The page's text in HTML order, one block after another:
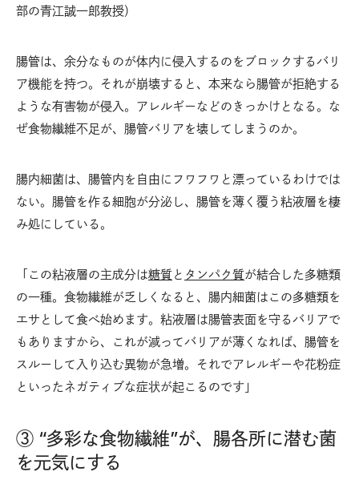
部の青江誠一郎教授）
腸管は、余分なものが体内に侵入するのをブロックするバリ
ア機能を持つ。それが崩壊すると、本来なら腸管が拒絶する
ような有害物が侵入。アレルギーなどのきっかけとなる。な
ぜ食物繊維不足が、腸管バリアを壊してしまうのか。
腸内細菌は、腸管内を自由にフワフワと漂っているわけでは
ない。腸管を作る細胞が分泌し、腸管を薄く覆う粘液層を棲
み処にしている。
「この粘液層の主成分は糖質と タンパク質が結合した多糖類
の一種。食物繊維が乏しくなると、腸内細菌はこの多糖類を
エサとして食べ始めます。粘液層は腸管表面を守るバリアで
もありますから、これが減ってバリアが薄くなれば、腸管を
スルーして入り込む異物が急増。それでアレルギーや花粉症
といったネガティブな症状が起こるのです」
③ “多彩な食物繊維”が、腸各所に潜む菌
を元気にする